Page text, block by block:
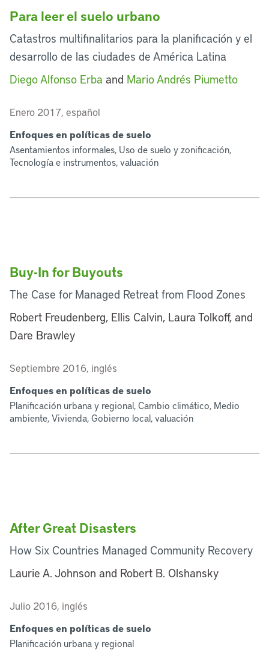
Para leer el suelo urbano
Catastros multifinalitarios para la planificación y el
desarrollo de las ciudades de América Latina
Diego Alfonso Erba and Mario Andrés Piumetto
Enero 2017, español
Enfoques en políticas de suelo
Asentamientos informales, Uso de suelo y zonificación,
Tecnología e instrumentos, valuación
Buy-In for Buyouts
The Case for Managed Retreat from Flood Zones
Robert Freudenberg, Ellis Calvin, Laura Tolkoff, and
Dare Brawley
Septiembre 2016, inglés
Enfoques en políticas de suelo
Planificación urbana y regional, Cambio climático, Medio
ambiente, Vivienda, Gobierno local, valuación
After Great Disasters
How Six Countries Managed Community Recovery
Laurie A. Johnson and Robert B. Olshansky
Julio 2016, inglés
Enfoques en políticas de suelo
Planificación urbana y regional